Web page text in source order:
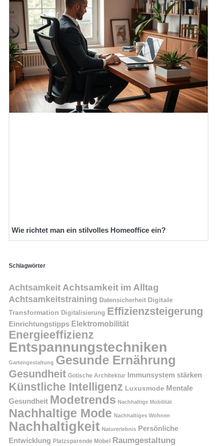
Wie richtet man ein stilvolles Homeoffice ein?
Schlagwörter
Achtsamkeit Achtsamkeit im Alltag
Achtsamkeitstraining Datensicherheit Digitale
Transformation Digitalisierung Effizienzsteigerung
Einrichtungstipps Elektromobilität
Energieeffizienz
Entspannungstechniken
Gartengestaltung Gesunde Ernährung
Gesundheit Gotische Architektur Immunsystem stärken
Künstliche Intelligenz Luxusmode Mentale
Gesundheit Modetrends Nachhaltige Mobilität
Nachhaltige Mode Nachhaltiges Wohnen
Nachhaltigkeit Naturerlebnis Persönliche
Entwicklung Platzsparende Möbel Raumgestaltung